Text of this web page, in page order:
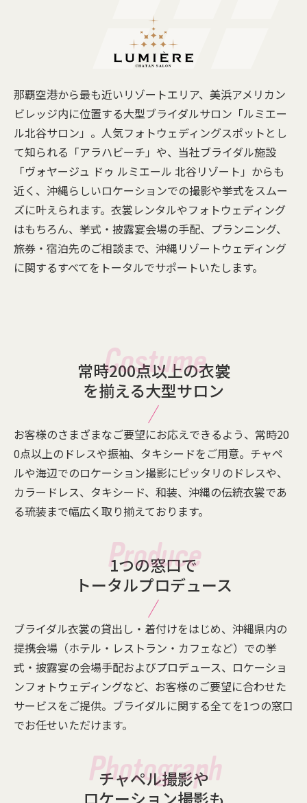
那覇空港から最も近いリゾートエリア、美浜アメリカン
ビレッジ内に位置する大型ブライダルサロン「ルミエー
ル北谷サロン」。人気フォトウェディングスポットとし
て知られる「アラハビーチ」や、当社ブライダル施設
「ヴォヤージュ ドゥ ルミエール 北谷リゾート」からも
近く、沖縄らしいロケーションでの撮影や挙式をスムー
ズに叶えられます。衣裳レンタルやフォトウェディング
はもちろん、挙式・披露宴会場の手配、プランニング、
旅券・宿泊先のご相談まで、沖縄リゾートウェディング
に関するすべてをトータルでサポートいたします。
常時200点以上の衣裳
を揃える大型サロン
お客様のさまざまなご要望にお応えできるよう、常時20
0点以上のドレスや振袖、タキシードをご用意。チャペ
ルや海辺でのロケーション撮影にピッタリのドレスや、
カラードレス、タキシード、和装、沖縄の伝統衣裳であ
る琉装まで幅広く取り揃えております。
1つの窓口で
トータルプロデュース
ブライダル衣裳の貸出し・着付けをはじめ、沖縄県内の
提携会場（ホテル・レストラン・カフェなど）での挙
式・披露宴の会場手配およびプロデュース、ロケーショ
ンフォトウェディングなど、お客様のご要望に合わせた
サービスをご提供。ブライダルに関する全てを1つの窓口
でお任せいただけます。
チャペル撮影や
ロケーション撮影も